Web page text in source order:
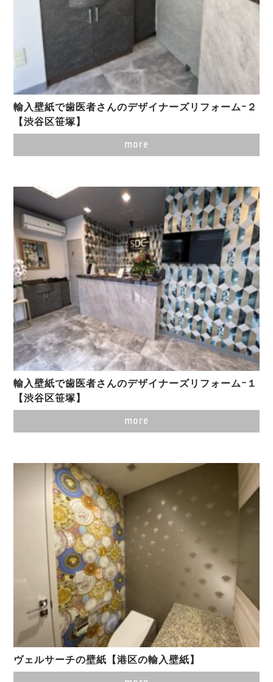
輸入壁紙で歯医者さんのデザイナーズリフォームｰ２
【渋谷区笹塚】
more
輸入壁紙で歯医者さんのデザイナーズリフォームｰ１
【渋谷区笹塚】
more
ヴェルサーチの壁紙【港区の輸入壁紙】